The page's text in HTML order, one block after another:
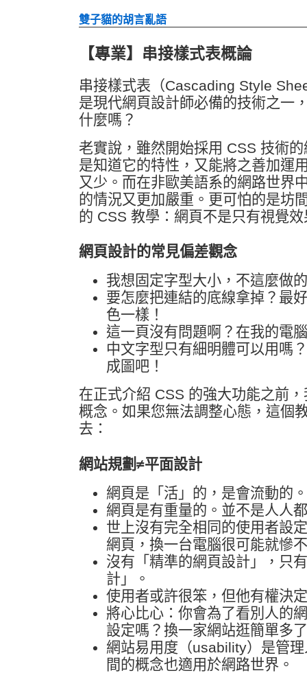
雙子貓的胡言亂語
【專業】串接樣式表概論
串接樣式表（Cascading Style
是現代網頁設計師必備的技術之一
什麼嗎？
老實說，雖然開始採用 CSS 技術
是知道它的特性，又能將之善加運
又少。而在非歐美語系的網路世界
的情況又更加嚴重。更可怕的是坊
的 CSS 教學：網頁不是只有視覺
網頁設計的常見偏差觀念
我想固定字型大小，不這麼做
要怎麼把連結的底線拿掉？最
色一樣！
這一頁沒有問題啊？在我的電
中文字型只有細明體可以用嗎
成圖吧！
在正式介紹 CSS 的強大功能之前
概念。如果您無法調整心態，這個
去：
網站規劃≠平面設計
網頁是「活」的，是會流動的。
網頁是有重量的。並不是人人
世上沒有完全相同的使用者設
網頁，換一台電腦很可能就慘
沒有「精準的網頁設計」，只
計」。
使用者或許很笨，但他有權決
將心比心：你會為了看別人的
設定嗎？換一家網站逛簡單多
網站易用度（usability）是管
間的概念也適用於網路世界。